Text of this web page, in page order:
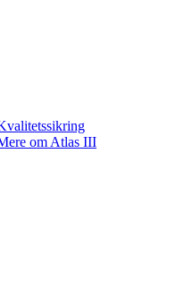
om Atlas III